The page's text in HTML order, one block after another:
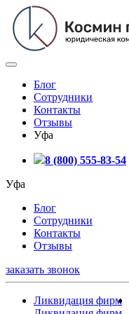
Блог
Сотрудники
Контакты
Отзывы
Уфа
8 (800) 555-83-54
Уфа
Блог
Сотрудники
Контакты
Отзывы
заказать звонок
Ликвидация фирм